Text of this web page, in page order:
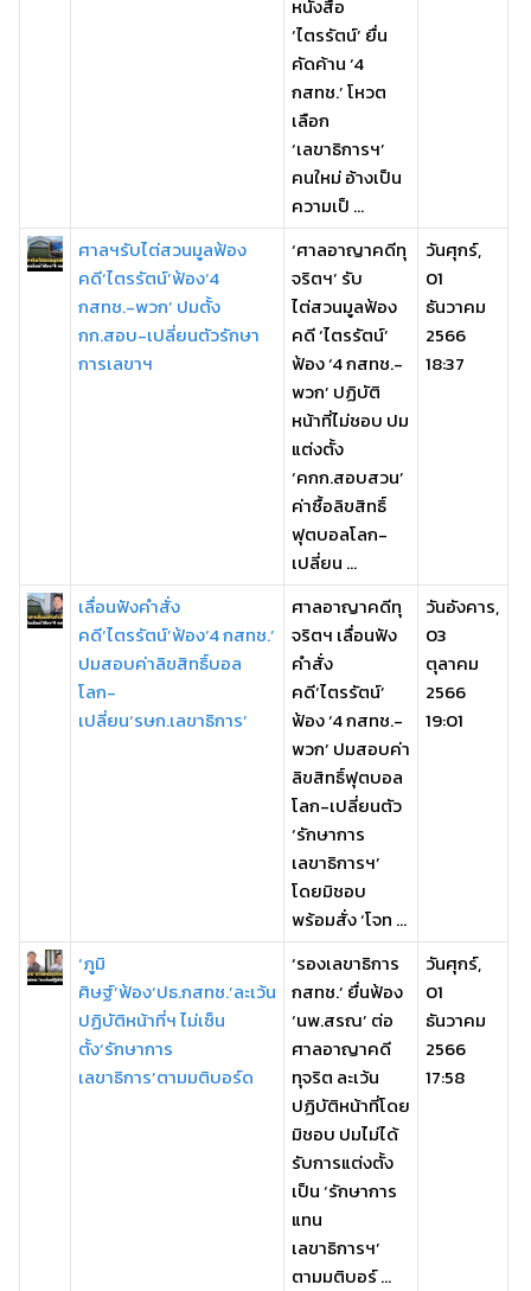
หนังสือ
‘ไตรรัตน์’ ยื่น
คัดค้าน ‘4
กสทช.’ โหวต
เลือก
‘เลขาธิการฯ’
คนใหม่ อ้างเป็น
ความเป็ ...
ศาลฯรับไต่สวนมูลฟ้อง
คดี‘ไตรรัตน์’ฟ้อง‘4
กสทช.-พวก’ ปมตั้ง
กก.สอบ-เปลี่ยนตัวรักษา
การเลขาฯ
‘ศาลอาญาคดีทุ
จริตฯ’ รับ
ไต่สวนมูลฟ้อง
คดี ‘ไตรรัตน์’
ฟ้อง ‘4 กสทช.-
พวก’ ปฏิบัติ
หน้าที่ไม่ชอบ ปม
แต่งตั้ง
‘คกก.สอบสวน’
ค่าซื้อลิขสิทธิ์
ฟุตบอลโลก-
เปลี่ยน ...
วันศุกร์,
01
ธันวาคม
2566
18:37
เลื่อนฟังคำสั่ง
คดี‘ไตรรัตน์’ฟ้อง‘4 กสทช.’
ปมสอบค่าลิขสิทธิ์บอล
โลก-
เปลี่ยน‘รษก.เลขาธิการ’
ศาลอาญาคดีทุ
จริตฯ เลื่อนฟัง
คำสั่ง
คดี‘ไตรรัตน์’
ฟ้อง ‘4 กสทช.-
พวก’ ปมสอบค่า
ลิขสิทธิ์ฟุตบอล
โลก-เปลี่ยนตัว
‘รักษาการ
เลขาธิการฯ’
โดยมิชอบ
พร้อมสั่ง ‘โจท ...
วันอังคาร,
03
ตุลาคม
2566
19:01
‘ภูมิ
ศิษฐ์’ฟ้อง‘ปธ.กสทช.’ละเว้น
ปฏิบัติหน้าที่ฯ ไม่เซ็น
ตั้ง‘รักษาการ
เลขาธิการ’ตามมติบอร์ด
‘รองเลขาธิการ
กสทช.’ ยื่นฟ้อง
‘นพ.สรณ’ ต่อ
ศาลอาญาคดี
ทุจริต ละเว้น
ปฏิบัติหน้าที่โดย
มิชอบ ปมไม่ได้
รับการแต่งตั้ง
เป็น ‘รักษาการ
แทน
เลขาธิการฯ’
ตามมติบอร์ ...
วันศุกร์,
01
ธันวาคม
2566
17:58